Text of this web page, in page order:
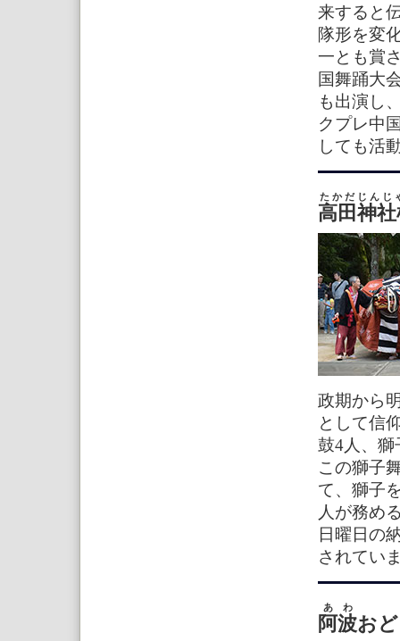
来すると
隊形を変
一とも賞
国舞踊大
も出演し
クプレ中
しても活
高田神
たかだじんじ
政期から
として信
鼓4人、獅
この獅子
て、獅子
人が務め
日曜日の
されてい
阿波
あわ
お